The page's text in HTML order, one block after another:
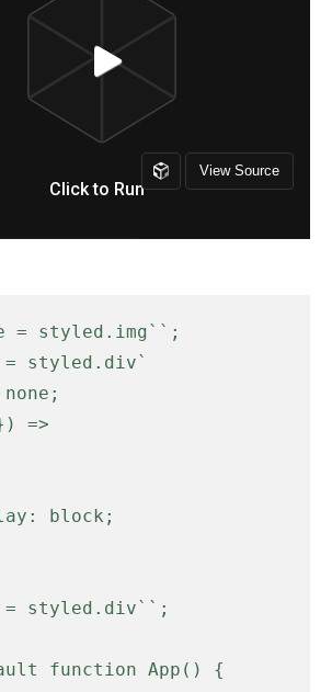
= styled.img``;
= styled.div`
= styled.div``;
function App() {